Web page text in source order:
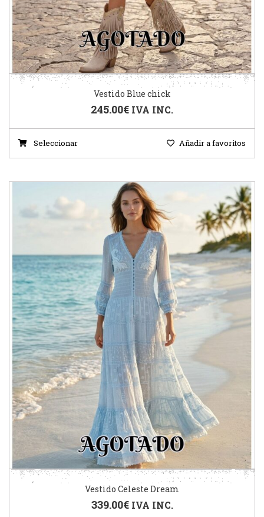
Vestido Blue chick
245.00€ IVA INC.
Seleccionar Añadir a favoritos
Vestido Celeste Dream
339.00€ IVA INC.